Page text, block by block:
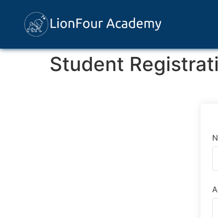
Student